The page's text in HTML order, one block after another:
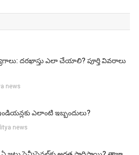
దరఖాస్తు ఎలా చేయాలి? పూర్తి వివరాలు
news
ఎలాంటి ఇబ్బందులు?
news